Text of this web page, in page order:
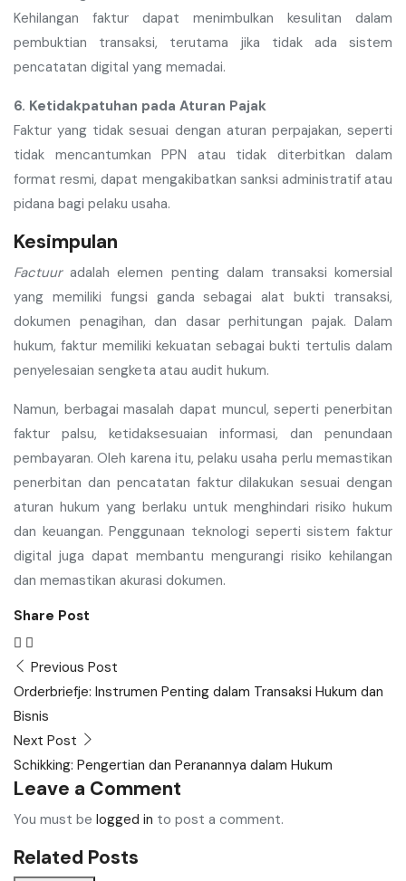
Kehilangan faktur dapat menimbulkan kesulitan dalam
pembuktian transaksi, terutama jika tidak ada sistem
pencatatan digital yang memadai.
6. Ketidakpatuhan pada Aturan Pajak
Faktur yang tidak sesuai dengan aturan perpajakan, seperti
tidak mencantumkan PPN atau tidak diterbitkan dalam
format resmi, dapat mengakibatkan sanksi administratif atau
pidana bagi pelaku usaha.
Kesimpulan
Factuuradalah elemen penting dalam transaksi komersial
yang memiliki fungsi ganda sebagai alat bukti transaksi,
dokumen penagihan, dan dasar perhitungan pajak. Dalam
hukum, faktur memiliki kekuatan sebagai bukti tertulis dalam
penyelesaian sengketa atau audit hukum.
Namun, berbagai masalah dapat muncul, seperti penerbitan
faktur palsu, ketidaksesuaian informasi, dan penundaan
pembayaran. Oleh karena itu, pelaku usaha perlu memastikan
penerbitan dan pencatatan faktur dilakukan sesuai dengan
aturan hukum yang berlaku untuk menghindari risiko hukum
dan keuangan. Penggunaan teknologi seperti sistem faktur
digital juga dapat membantu mengurangi risiko kehilangan
dan memastikan akurasi dokumen.
Share Post
Post
navigation
Previous Post
Orderbriefje: Instrumen Penting dalam Transaksi Hukum dan
Bisnis
Next Post
Schikking: Pengertian dan Peranannya dalam Hukum
Leave a Comment
You must be logged in to post a comment.
Related Posts